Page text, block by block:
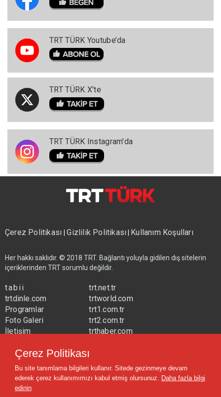
TRT TÜRK Youtube’da
TRT TÜRK X'te
TRT TÜRK Instagram'da
Çerez Politikası|Gizlilik Politikası| Kullanım Koşulları
Her hakkı saklıdır. © 2018 TRT. Bağlantı yoluyla gidilen dış sitelerin
içeriklerinden TRT sorumlu değildir.
tabii
trtdinle.com
Programlar
Foto Galeri
İletişim
trt.net.tr
trtworld.com
trt1.com.tr
trt2.com.tr
trthaber.com
trtavaz.com.tr
trtmuzik.net.tr
trtcocuk.net.tr
Çerez Politikası
Bu site tanımlama bilgileri kullanır. Sitede gezinmeye devam
ederek çerez kullanımımızı kabul etmiş olursunuz. Daha fazla bilgi
edinin